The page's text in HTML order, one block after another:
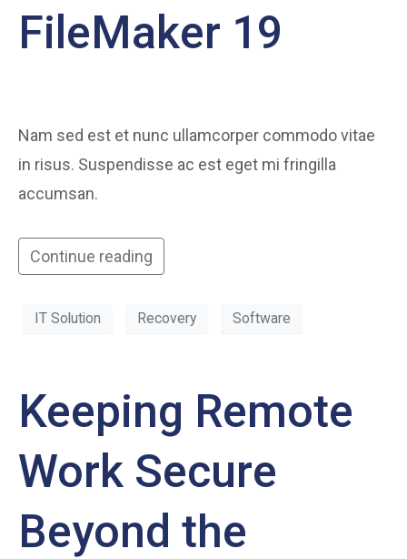
FileMaker 19
Nam sed est et nunc ullamcorper commodo vitae
in risus. Suspendisse ac est eget mi fringilla
accumsan.
Continue reading
IT Solution Recovery Software
Keeping Remote
Work Secure
Beyond the